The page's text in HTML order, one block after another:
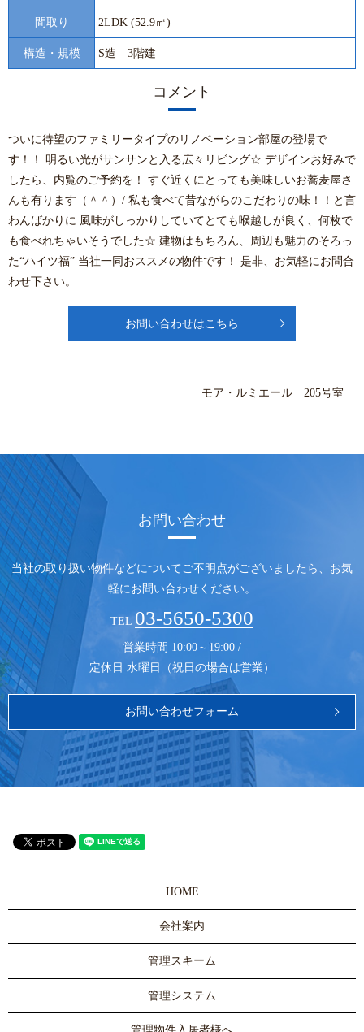
間取り 2LDK (52.9㎡)
構造・規模 S造 3階建
コメント
ついに待望のファミリータイプのリノベーション部屋の登場で
す！！ 明るい光がサンサンと入る広々リビング☆ デザインお好みで
したら、内覧のご予約を！ すぐ近くにとっても美味しいお蕎麦屋さ
んも有ります（＾＾）/ 私も食べて昔ながらのこだわりの味！！と言
わんばかりに 風味がしっかりしていてとても喉越しが良く、何枚で
も食べれちゃいそうでした☆ 建物はもちろん、周辺も魅力のそろっ
た“ハイツ福” 当社一同おススメの物件です！ 是非、お気軽にお問合
わせ下さい。
お問い合わせはこちら
モア・ルミエール 205号室
お問い合わせ
当社の取り扱い物件などについてご不明点がございましたら、 お気
軽にお問い合わせください。
TEL 03-5650-5300
営業時間 10:00～19:00 /
定休日 水曜日（祝日の場合は営業）
お問い合わせフォーム
HOME
会社案内
管理スキーム
管理システム